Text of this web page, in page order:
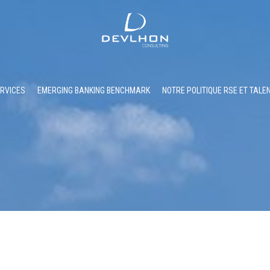
EMERGING BANKING BENCHMARK NOTRE POLITIQUE RSE ET